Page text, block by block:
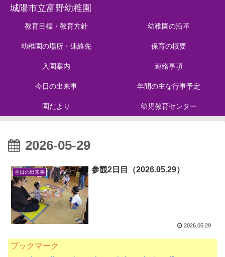
城陽市立富野幼稚園
教育目標・教育方針 幼稚園の沿革
幼稚園の場所・連絡先 保育の概要
入園案内 連絡事項
今日の出来事 年間の主な行事予定
園だより 幼児教育センター
2026-05-29
今日の出来事 参観2日目（2026.05.29）
2026.05.29
ブックマーク